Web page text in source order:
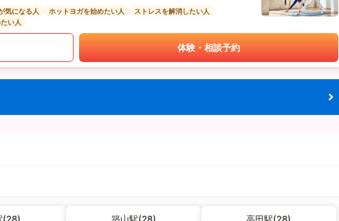
気になる人 ホットヨガを始めたい人
ストレスを解消したい人
い人
体験・相談予約